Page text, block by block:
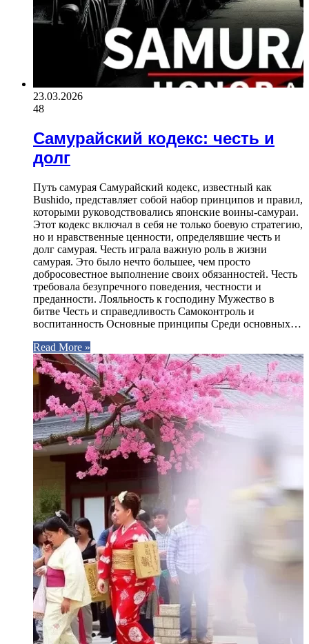
23.03.2026
48
Самурайский кодекс: честь и
долг
Путь самурая Самурайский кодекс, известный как
Bushido, представляет собой набор принципов и правил,
которыми руководствовались японские воины-самураи.
Этот кодекс включал в себя не только боевую стратегию,
но и нравственные ценности, определявшие честь и
долг самурая. Честь играла важную роль в жизни
самурая. Это было нечто большее, чем просто
добросовестное выполнение своих обязанностей. Честь
требовала безупречного поведения, честности и
преданности. Лояльность к господину Мужество в
битве Честь и справедливость Самоконтроль и
воспитанность Основные принципы Среди основных…
Read More »